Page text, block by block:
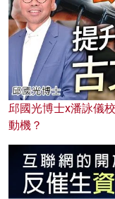
邱國光博士x潘詠儀
動機？